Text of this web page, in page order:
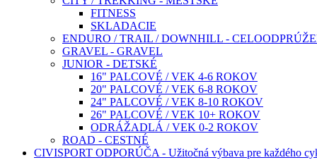
FITNESS
SKLADACIE
ENDURO / TRAIL / DOWNHILL -
GRAVEL - GRAVEL
JUNIOR - DETSKÉ
16" PALCOVÉ / VEK 4-6 ROKOV
20" PALCOVÉ / VEK 6-8 ROKOV
24" PALCOVÉ / VEK 8-10 ROKOV
26" PALCOVÉ / VEK 10+ ROKOV
ODRÁŽADLÁ / VEK 0-2 ROKOV
ROAD - CESTNÉ
CIVISPORT ODPORÚČA - Užitočná výbava pre každého